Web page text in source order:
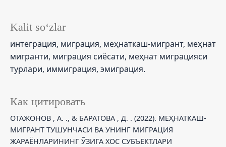
Kalit so‘zlar
интеграция, миграция, меҳнаткаш-мигрант, меҳнат
мигранти, миграция сиёсати, меҳнат миграцияси
турлари, иммиграция, эмиграция.
Как цитировать
ОТАЖОНОВ , А. ., & БАРАТОВА , Д. . (2022). МЕҲНАТКАШ-
МИГРАНТ ТУШУНЧАСИ ВА УНИНГ МИГРАЦИЯ
ЖАРАЁНЛАРИНИНГ ЎЗИГА ХОС СУБЪЕКТЛАРИ